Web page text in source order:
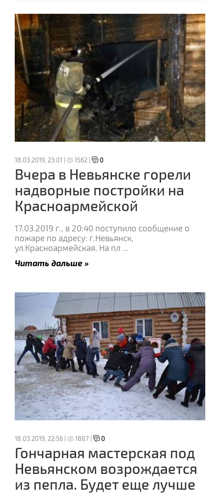
18.03.2019, 23:01 | 1562 | 0
Вчера в Невьянске горели
надворные постройки на
Красноармейской
17.03.2019 г., в 20:40 поступило сообщение о
пожаре по адресу: г.Невьянск,
ул.Красноармейская. На пл ...
Читать дальше »
18.03.2019, 22:56 | 1887 | 0
Гончарная мастерская под
Невьянском возрождается
из пепла. Будет еще лучше